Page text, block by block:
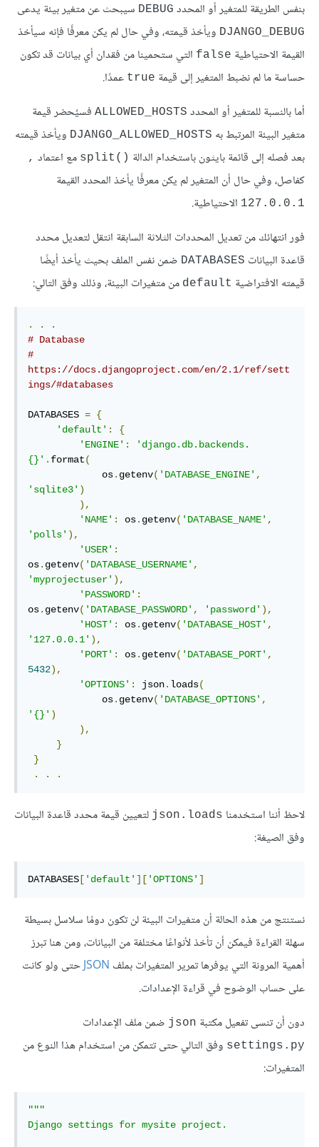
بنفس الطريقة للمتغير أو المحدد DEBUG سيبحث عن متغير بيئة يدعى
DJANGO_DEBUG ويأخذ قيمته، وفي حال لم يكن معرفًا فإنه سيأخذ
القيمة الاحتياطية false التي ستحمينا من فقدان أي بيانات قد تكون
حساسة ما لم نضبط المتغير إلى قيمة true عمدًا.
أما بالنسبة للمتغير أو المحدد ALLOWED_HOSTS فسيُحضر قيمة
متغير البيئة المرتبط به DJANGO_ALLOWED_HOSTS ويأخذ قيمته
بعد فصله إلى قائمة بايثون باستخدام الدالة ()split مع اعتماد ,
كفاصل، وفي حال أن المتغير لم يكن معرفًا يأخذ المحدد القيمة
127.0.0.1 الاحتياطية.
فور انتهائك من تعديل المحددات الثلاثة السابقة انتقل لتعديل محدد
قاعدة البيانات DATABASES ضمن نفس الملف بحيث يأخذ أيضًا
قيمته الافتراضية default من متغيرات البيئة، وذلك وفق التالي:
. .
.
# Database
#
https://docs.djangoproject.com/en/2.1/ref/sett
ings/#databases
DATABASES = {
'default' :
{
'ENGINE' :
'django.db.backends.
{}' . format(
             os
. getenv( 'DATABASE_ENGINE' ,
'sqlite3' )
),
'NAME' : os. getenv( 'DATABASE_NAME' ,
'polls' ),
'USER' :
os. getenv( 'DATABASE_USERNAME' ,
'myprojectuser' ),
'PASSWORD' :
os. getenv( 'DATABASE_PASSWORD' , 'password' ),
'HOST' : os. getenv( 'DATABASE_HOST' ,
'127.0.0.1' ),
'PORT' : os. getenv( 'DATABASE_PORT' ,
5432),
'OPTIONS' : json. loads(
             os
. getenv( 'DATABASE_OPTIONS' ,
'{}' )
),
}
}
.
. .
لاحظ أننا استخدمنا json.loads لتعيين قيمة محدد قاعدة البيانات
وفق الصيغة:
DATABASES [ 'default' ][ 'OPTIONS' ]
نستنتج من هذه الحالة أن متغيرات البيئة لن تكون دومًا سلاسل بسيطة
سهلة القراءة فيمكن أن تأخذ لأنواعًا مختلفة من البيانات، ومن هنا تبرز
أهمية المرونة التي يوفرها تمرير المتغيرات بملف JSONحتى ولو كانت
على حساب الوضوح في قراءة الإعدادات.
دون أن تنسى تفعيل مكتبة json ضمن ملف الإعدادات
settings.py وفق التالي حتى تتمكن من استخدام هذا النوع من
المتغيرات:
"""
Django settings for mysite project.